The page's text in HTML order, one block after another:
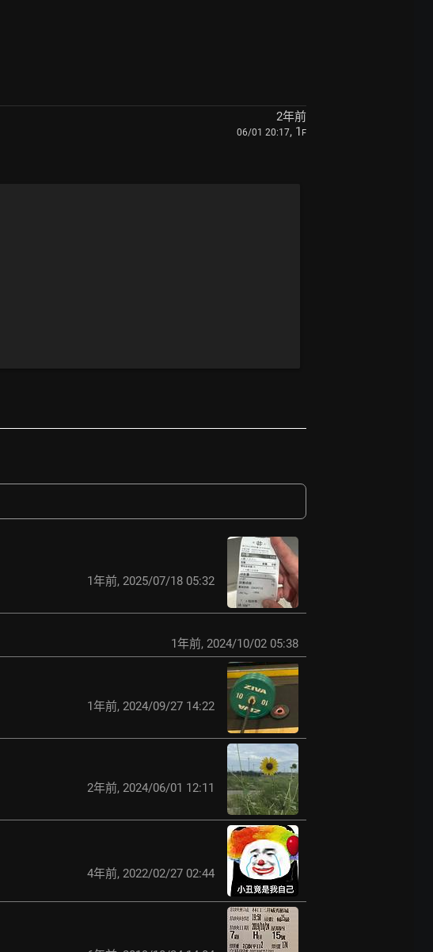
2年前
06/01 20:17, 1 F
1年前, 2025/07/18 05:32
1年前, 2024/10/02 05:38
1年前, 2024/09/27 14:22
2年前, 2024/06/01 12:11
4年前, 2022/02/27 02:44